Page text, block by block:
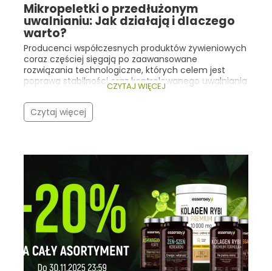
Mikropeletki o przedłużonym
uwalnianiu: Jak działają i dlaczego
warto?
Producenci współczesnych produktów żywieniowych
coraz częściej sięgają po zaawansowane
rozwiązania technologiczne, których celem jest
poprawa stabilności oraz kontrolowanego uwalniania
składników aktywnych. Dobrym przykładem są tu
mikropeletki o przedłużonym uwalnianiu .
Technologia ta znajduje zastosowanie m.in. w
żywności specjalnego przeznaczenia medycznego
związana z miejscem uwalniania tego składnika.
CZYTAJ WIĘCEJ
Czytaj więcej